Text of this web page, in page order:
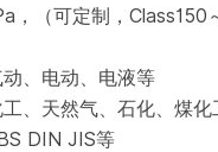
，（可定制，Class150
、电动、电液等
、天然气、石化、煤化
DIN JIS等